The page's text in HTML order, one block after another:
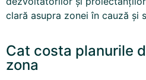
clară asupra zonei în cauză și
Cat costa planurile
zona